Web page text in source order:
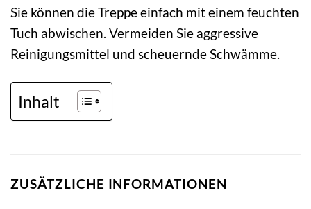
Sie können die Treppe einfach mit einem feuchten
Tuch abwischen. Vermeiden Sie aggressive
Reinigungsmittel und scheuernde Schwämme.
Inhalt
ZUSÄTZLICHE INFORMATIONEN